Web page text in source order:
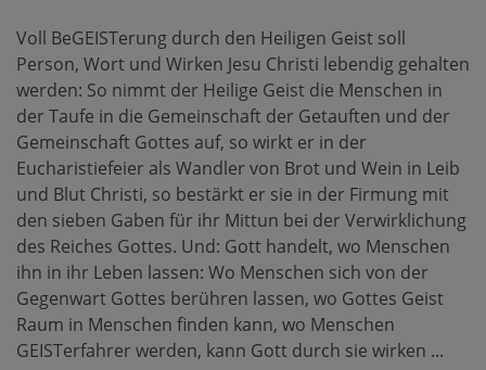
Voll BeGEISTerung durch den Heiligen Geist soll
Person, Wort und Wirken Jesu Christi lebendig gehalten
werden: So nimmt der Heilige Geist die Menschen in
der Taufe in die Gemeinschaft der Getauften und der
Gemeinschaft Gottes auf, so wirkt er in der
Eucharistiefeier als Wandler von Brot und Wein in Leib
und Blut Christi, so bestärkt er sie in der Firmung mit
den sieben Gaben für ihr Mittun bei der Verwirklichung
des Reiches Gottes. Und: Gott handelt, wo Menschen
ihn in ihr Leben lassen: Wo Menschen sich von der
Gegenwart Gottes berühren lassen, wo Gottes Geist
Raum in Menschen finden kann, wo Menschen
GEISTerfahrer werden, kann Gott durch sie wirken ...